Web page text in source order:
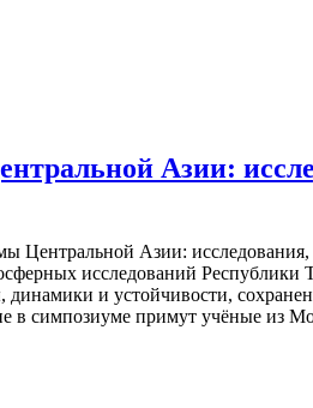
Азии:
Центральной Азии: исследования,
исследований
динамики и устойчивости,
в симпозиуме примут учёные из